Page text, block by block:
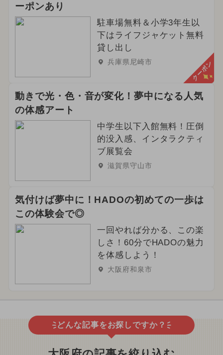
ーポンあり
駐車場無料＆小学3年生以
下はライフジャケット無料
貸し出し
兵庫県尼崎市 クーポン
動きで光・色・音が変化！夢中になる人気
の体感アート
中学生以下入館無料！圧倒
的没入感、インタラクティ
ブ展覧会
滋賀県守山市
気付けば夢中に！HADOの初めての一歩は
この体験会で◎
一回やれば分かる、この楽
しさ！60分でHADOの魅力
を体感しよう！
大阪府和泉市
どんな記事をお探しですか？